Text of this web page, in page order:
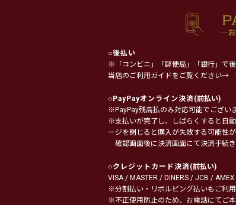
○後払い
※「コンビニ」「郵便局」「銀行」で
当店のご利用ガイドをご覧ください→
○PayPayオンライン決済(前払い)
※PayPay残高払のみ対応可能でございま
※支払いが完了し、しばらくすると自
ージを閉じると購入が失敗する可能性が
確認画面後に決済画面にて決済手続き
○クレジットカード決済(前払い)
VISA / MASTER / DINERS / JCB / AMEX
※分割払い・リボルビング払いもご利用
※不正使用防止のため、お電話にてご